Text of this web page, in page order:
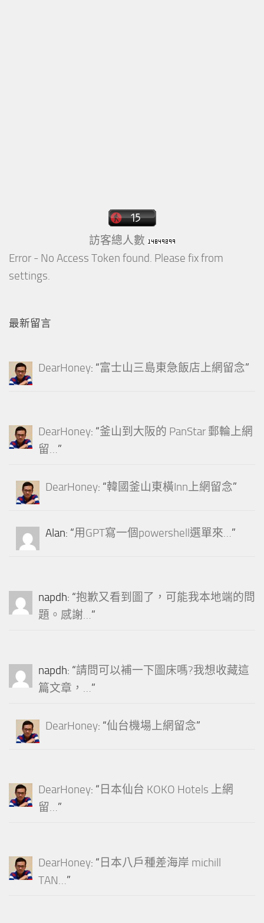
訪客總人數
Error - No Access Token found. Please fix from
settings.
最新留言
DearHoney: “富士山三島東急飯店上網留念”
DearHoney: “釜山到大阪的 PanStar 郵輪上網
留…”
DearHoney: “韓國釜山東橫Inn上網留念”
Alan: “用GPT寫一個powershell選單來…”
napdh: “抱歉又看到圖了，可能我本地端的問
題。感謝…”
napdh: “請問可以補一下圖床嗎?我想收藏這
篇文章，…”
DearHoney: “仙台機場上網留念”
DearHoney: “ 日本仙台 KOKO Hotels 上網
留…”
DearHoney: “ 日本八戶種差海岸 michill
TAN…”